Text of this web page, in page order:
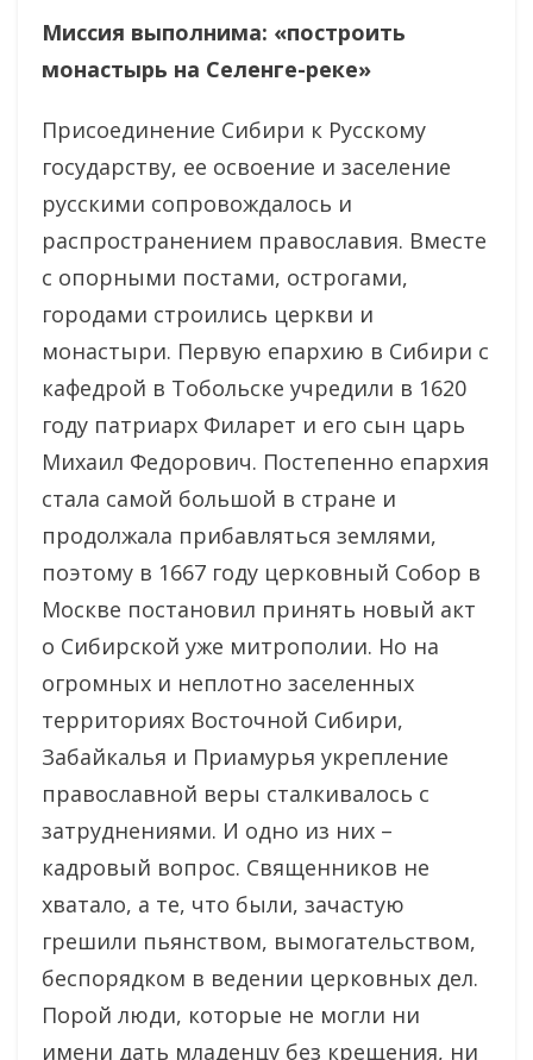
Миссия выполнима: «построить
монастырь на Селенге-реке»
Присоединение Сибири к Русскому
государству, ее освоение и заселение
русскими сопровождалось и
распространением православия. Вместе
с опорными постами, острогами,
городами строились церкви и
монастыри. Первую епархию в Сибири с
кафедрой в Тобольске учредили в 1620
году патриарх Филарет и его сын царь
Михаил Федорович. Постепенно епархия
стала самой большой в стране и
продолжала прибавляться землями,
поэтому в 1667 году церковный Собор в
Москве постановил принять новый акт
о Сибирской уже митрополии. Но на
огромных и неплотно заселенных
территориях Восточной Сибири,
Забайкалья и Приамурья укрепление
православной веры сталкивалось с
затруднениями. И одно из них –
кадровый вопрос. Священников не
хватало, а те, что были, зачастую
грешили пьянством, вымогательством,
беспорядком в ведении церковных дел.
Порой люди, которые не могли ни
имени дать младенцу без крещения, ни